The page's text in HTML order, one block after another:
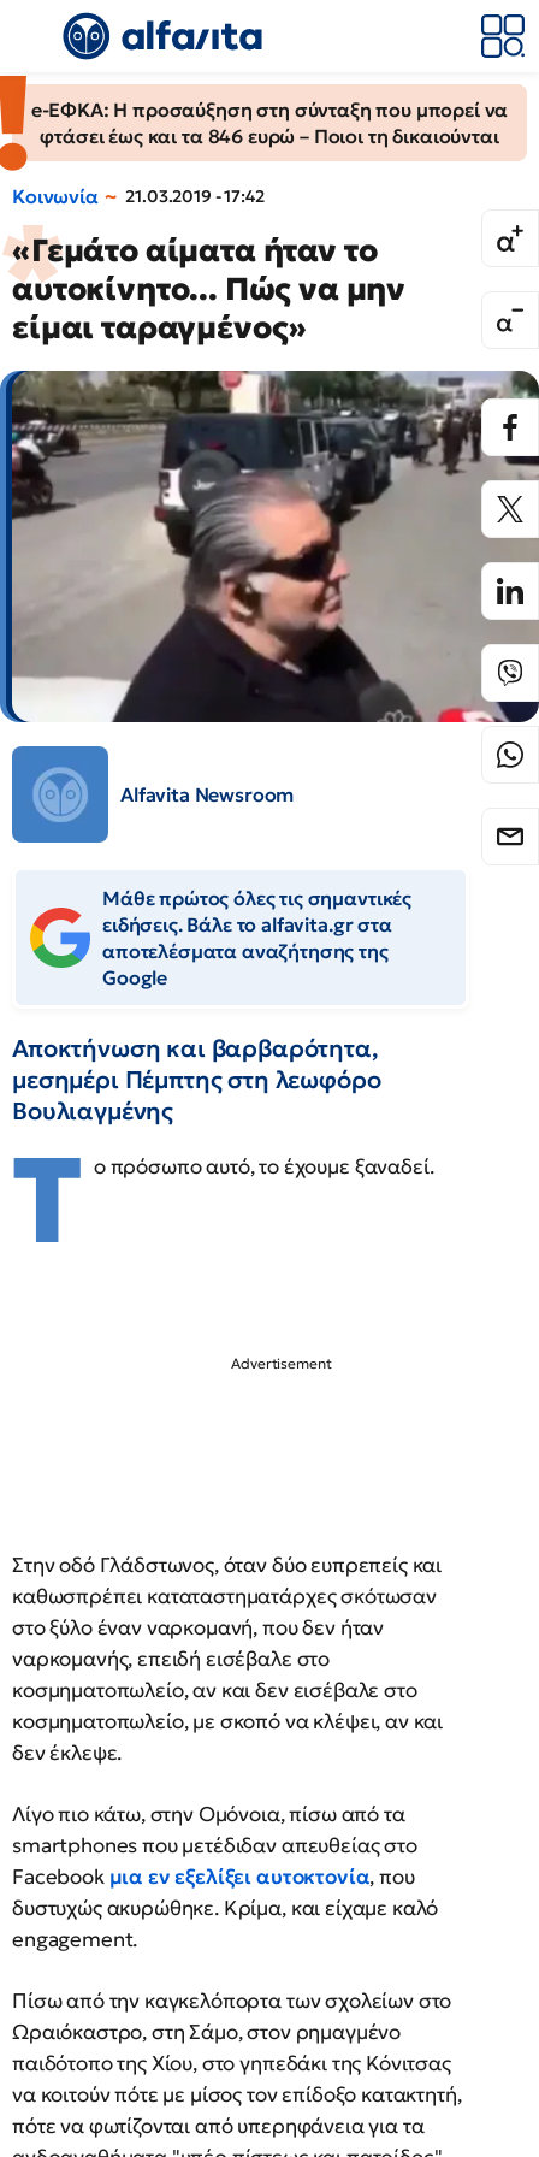
e-ΕΦΚΑ: Η προσαύξηση στη σύνταξη που μπορεί να
φτάσει έως και τα 846 ευρώ – Ποιοι τη δικαιούνται
Κοινωνία 21.03.2019 - 17:42
«Γεμάτο αίματα ήταν το
αυτοκίνητο... Πώς να μην
είμαι ταραγμένος»
Alfavita Newsroom
Μάθε πρώτος όλες τις σημαντικές
ειδήσεις. Βάλε το alfavita.gr στα
αποτελέσματα αναζήτησης της
Google
Αποκτήνωση και βαρβαρότητα,
μεσημέρι Πέμπτης στη λεωφόρο
Βουλιαγμένης
Τ ο πρόσωπο αυτό, το έχουμε ξαναδεί.
Στην οδό Γλάδστωνος, όταν δύο ευπρεπείς και
καθωσπρέπει καταταστηματάρχες σκότωσαν
στο ξύλο έναν ναρκομανή, που δεν ήταν
ναρκομανής, επειδή εισέβαλε στο
κοσμηματοπωλείο, αν και δεν εισέβαλε στο
κοσμηματοπωλείο, με σκοπό να κλέψει, αν και
δεν έκλεψε.
Λίγο πιο κάτω, στην Ομόνοια, πίσω από τα
smartphones που μετέδιδαν απευθείας στο
Facebook μια εν εξελίξει αυτοκτονία, που
δυστυχώς ακυρώθηκε. Κρίμα, και είχαμε καλό
engagement.
Πίσω από την καγκελόπορτα των σχολείων στο
Ωραιόκαστρο, στη Σάμο, στον ρημαγμένο
παιδότοπο της Χίου, στο γηπεδάκι της Κόνιτσας
να κοιτούν πότε με μίσος τον επίδοξο κατακτητή,
πότε να φωτίζονται από υπερηφάνεια για τα